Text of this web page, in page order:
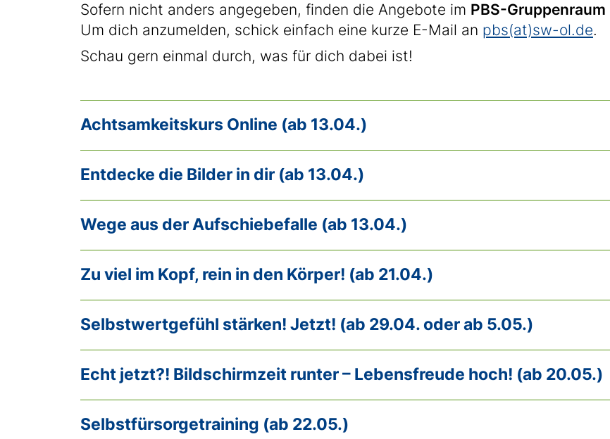
Sofern nicht anders angegeben, finden die Angebote im PBS-Gruppenraum
Um dich anzumelden, schick einfach eine kurze E-Mail an pbs(at)sw-ol.de.
Schau gern einmal durch, was für dich dabei ist!
Achtsamkeitskurs Online (ab 13.04.)
Entdecke die Bilder in dir (ab 13.04.)
Wege aus der Aufschiebefalle (ab 13.04.)
Zu viel im Kopf, rein in den Körper! (ab 21.04.)
Selbstwertgefühl stärken! Jetzt! (ab 29.04. oder ab 5.05.)
Echt jetzt?! Bildschirmzeit runter – Lebensfreude hoch! (ab 20.05.)
Selbstfürsorgetraining (ab 22.05.)